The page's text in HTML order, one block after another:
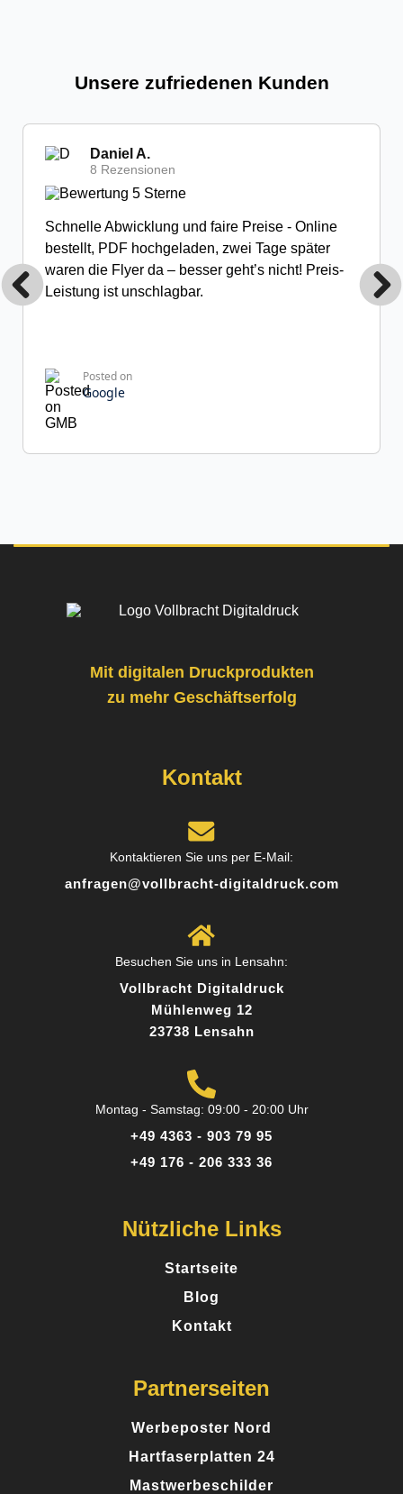
Unsere zufriedenen Kunden
Daniel A.
8 Rezensionen
Schnelle Abwicklung und faire Preise - Online
bestellt, PDF hochgeladen, zwei Tage später
waren die Flyer da – besser geht’s nicht! Preis-
Leistung ist unschlagbar.
Posted on
Google
Vergleich zu anderen Anbietern, die ich zuvor
getestet habe. Ich bestelle auf jeden Fall wieder.
Posted on
am besten zu meinem Projekt passt. Das
Ergebnis hat meine Erwartungen übertroffen!
Sandra K.
Perfekt für kleine Auflagen - Ich brauchte nur 50
professionell das Ergebnis geworden ist. Ideal,
wenn man keine riesige Stückzahl braucht.
Mit digitalen Druckprodukten
zu mehr Geschäftserfolg
Kontakt
Kontaktieren Sie uns per E-Mail:
anfragen@vollbracht-digitaldruck.com
Besuchen Sie uns in Lensahn:
Vollbracht Digitaldruck
Mühlenweg 12
23738 Lensahn
Montag - Samstag: 09:00 - 20:00 Uhr
+49 4363 - 903 79 95
+49 176 - 206 333 36
Nützliche Links
Startseite
Blog
Kontakt
Partnerseiten
Werbeposter Nord
Hartfaserplatten 24
Mastwerbeschilder